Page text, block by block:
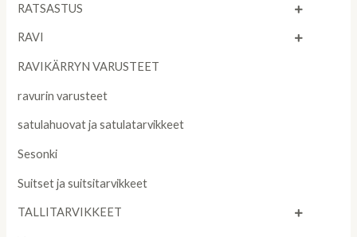
RATSASTUS
RAVI
RAVIKÄRRYN VARUSTEET
ravurin varusteet
satulahuovat ja satulatarvikkeet
Sesonki
Suitset ja suitsitarvikkeet
TALLITARVIKKEET